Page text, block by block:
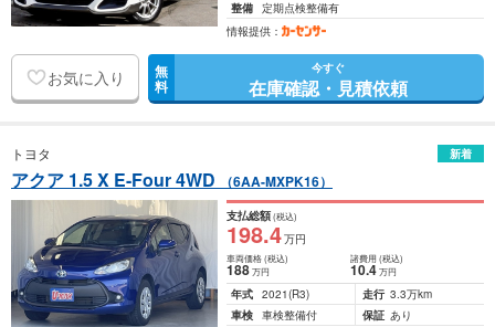
整備 定期点検整備有
情報提供：
お気に入り 無
料
今すぐ
在庫確認・見積依頼
トヨタ 新着
アクア 1.5 X E-Four 4WD （6AA-MXPK16）
支払総額(税込)
198.4万円
車両価格(税込)
188万円
諸費用 (税込)
10.4 万円
年式 2021(R3) 走行 3.3万km
車検 車検整備付 保証 あり